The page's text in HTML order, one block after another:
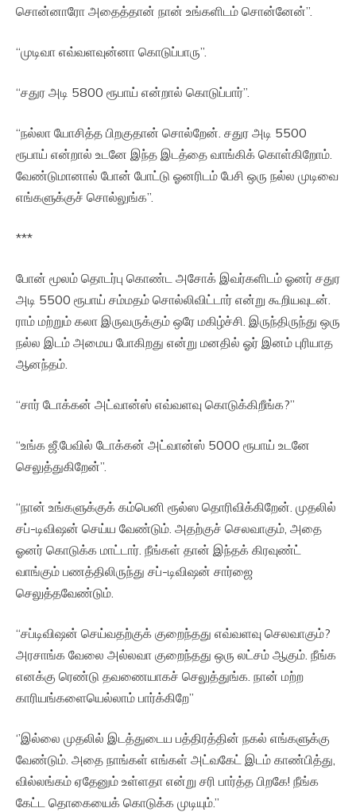
சொன்னாரோ அதைத்தான் நான் உங்களிடம் சொன்னேன்”.
“முடிவா எவ்வளவுன்னா கொடுப்பாரு”.
“சதுர அடி 5800 ரூபாய் என்றால் கொடுப்பார்”.
“நல்லா யோசித்த பிறகுதான் சொல்றேன். சதுர அடி 5500
ரூபாய் என்றால் உடனே இந்த இடத்தை வாங்கிக் கொள்கிறோம்.
வேண்டுமானால் போன் போட்டு ஓனரிடம் பேசி ஒரு நல்ல முடிவை
எங்களுக்குச் சொல்லுங்க”.
***
போன் மூலம் தொடர்பு கொண்ட அசோக் இவர்களிடம் ஓனர் சதுர
அடி 5500 ரூபாய் சம்மதம் சொல்லிவிட்டார் என்று கூறியவுடன்.
ராம் மற்றும் கலா இருவருக்கும் ஒரே மகிழ்ச்சி. இருந்திருந்து ஒரு
நல்ல இடம் அமைய போகிறது என்று மனதில் ஓர் இனம் புரியாத
ஆனந்தம்.
“சார் டோக்கன் அட்வான்ஸ் எவ்வளவு கொடுக்கிறீங்க?”
“உங்க ஜீ.பேவில் டோக்கன் அட்வான்ஸ் 5000 ரூபாய் உடனே
செலுத்துகிறேன்”.
“நான் உங்களுக்குக் கம்பெனி ரூல்ஸ தொரிவிக்கிறேன். முதலில்
சப்-டிவிஷன் செய்ய வேண்டும். அதற்குச் செலவாகும், அதை
ஓனர் கொடுக்க மாட்டார். நீங்கள் தான் இந்தக் கிரவுண்ட்
வாங்கும் பணத்திலிருந்து சப்-டிவிஷன் சார்ஜை
செலுத்தவேண்டும்.
“சப்டிவிஷன் செய்வதற்குக் குறைந்தது எவ்வளவு செலவாகும்?
அரசாங்க வேலை அல்லவா குறைந்தது ஒரு லட்சம் ஆகும். நீங்க
எனக்கு ரெண்டு தவணையாகச் செலுத்துங்க. நான் மற்ற
காரியங்களையெல்லாம் பார்க்கிறே”
‘’இல்லை முதலில் இடத்துடைய பத்திரத்தின் நகல் எங்களுக்கு
வேண்டும். அதை நாங்கள் எங்கள் அட்வகேட் இடம் காண்பித்து,
வில்லங்கம் ஏதேனும் உள்ளதா என்று சரி பார்த்த பிறகே! நீங்க
கேட்ட தொகையைக் கொடுக்க முடியும்.”